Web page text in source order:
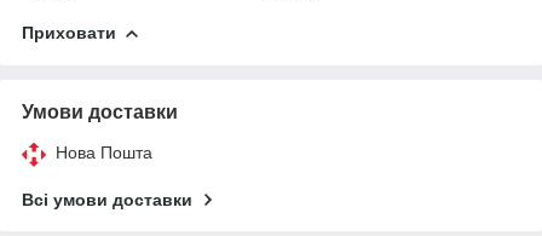
Приховати
Умови доставки
Нова Пошта
Всі умови доставки